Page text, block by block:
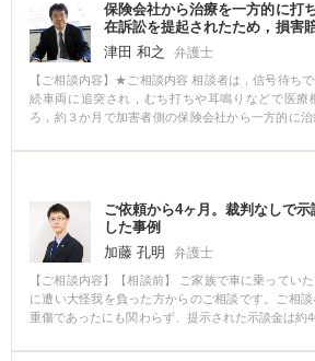
基準での提示を行い、最終的にその提示に近い金
ました。 その結果、ご相談様は、適切な示談金を
た。 【先生のコメント】 交通事故の被害者の方が
は、以下のようなメリットがあります。 ① 相手方保
解放される ② 法的なアドバイスを受けることがで
ポートを受けられる ④ 示談金を増額できる 交通事
故に遭われ大変な思いをされた分、このようなメ
保険会社から治療を一方的に打
在訴訟を提起されたため，損害
して後遺障害の１２級と賠償額
った事例
津田 和之 弁護士
【ご相談内容】★ご相談内容 相談者は，信号待ち
続車両に追突され，むち打ちや耳鳴りなどで医療
ろ，約３か月で加害者側の保険会社から一方的に
るということでしたので，健康保険を使って，治
た。 また，耳鳴りについて専門医を紹介して，検
した。 こうした中で，加害者側の保険会社から債
ため，損害賠償請求の反訴を提起しました。 訴
と耳鳴りの１２級の後遺障害を主張し，約１２０
ました。 特に，耳鳴りについては，専門医と連携
障害の立証を行いました。 その結果，１審では１
認める判決がなされ，その後，相手側が控訴しま
決の内容で和解しました。 この事例は，保険会社
り，反訴を提起してきたため，自賠責により後遺
ご依頼から4ヶ月。裁判なしで
した事例
加藤 孔明
弁護士
【ご相談内容】【相談前】 ご家族で車に乗ってい
に遭い大怪我を負った方からのご相談です。ご相
重傷であったにも関わらず、提示された示談金は約
おられました。そこで、弊所のホームページをご